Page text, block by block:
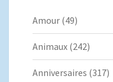
Amour (49)
Animaux (242)
Anniversaires (317)